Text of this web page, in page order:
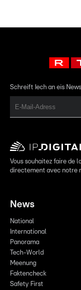
Schreift Iech an eis
Vous souhaitez faire de
directement avec notre
News
National
International
Panorama
Tech-World
Meenung
Faktencheck
Safety First